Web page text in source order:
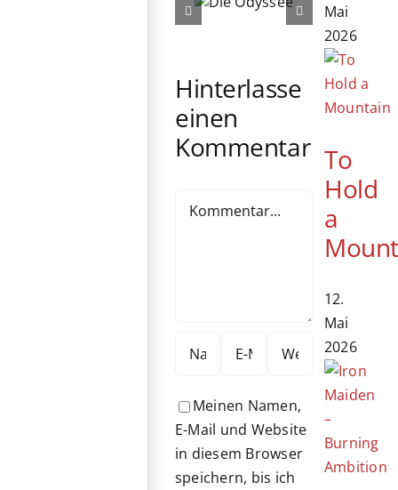
Die
Ältern
Hinterlasse
einen
Kommentar
Meinen Namen,
E-Mail und Website
in diesem Browser
speichern, bis ich
Mai
2026
To
Hold
a
12.
Mai
2026